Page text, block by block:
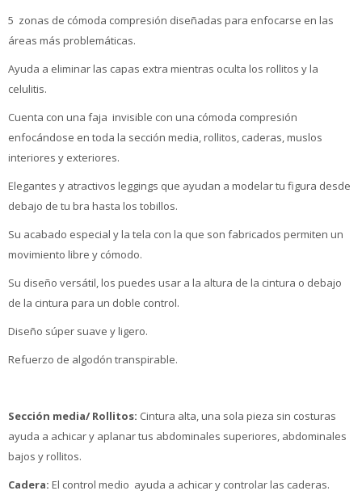
5 zonas de cómoda compresión diseñadas para enfocarse en las
áreas más problemáticas.
Ayuda a eliminar las capas extra mientras oculta los rollitos y la
celulitis.
Cuenta con una faja invisible con una cómoda compresión
enfocándose en toda la sección media, rollitos, caderas, muslos
interiores y exteriores.
Elegantes y atractivos leggings que ayudan a modelar tu figura desde
debajo de tu bra hasta los tobillos.
Su acabado especial y la tela con la que son fabricados permiten un
movimiento libre y cómodo.
Su diseño versátil, los puedes usar a la altura de la cintura o debajo
de la cintura para un doble control.
Diseño súper suave y ligero.
Refuerzo de algodón transpirable.
Sección media/ Rollitos: Cintura alta, una sola pieza sin costuras
ayuda a achicar y aplanar tus abdominales superiores, abdominales
bajos y rollitos.
Cadera: El control medio ayuda a achicar y controlar las caderas.